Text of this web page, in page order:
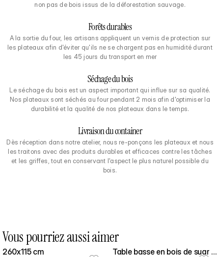
non pas de bois issus de la déforestation sauvage.
Forêts durables
A la sortie du four, les artisans appliquent un vernis de protection sur
les plateaux afin d'éviter qu'ils ne se chargent pas en humidité durant
les 45 jours du transport en mer
Séchage du bois
Le séchage du bois est un aspect important qui influe sur sa qualité.
Nos plateaux sont séchés au four pendant 2 mois afin d'optimiser la
durabilité et la qualité de nos plateaux dans le temps.
Livraison du container
Dès réception dans notre atelier, nous re-ponçons les plateaux et nous
les traitons avec des produits durables et efficaces contre les tâches
et les griffes, tout en conservant l'aspect le plus naturel possible du
bois.
Vous pourriez aussi aimer
260x115 cm
Table basse en bois de suar -